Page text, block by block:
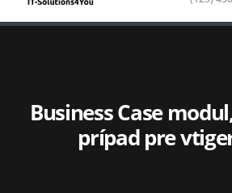
Business Case
prípad pre